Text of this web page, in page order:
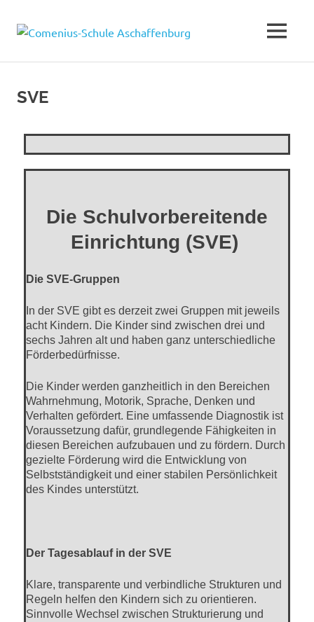
Schule
SVE
Die Schulvorbereitende
Einrichtung (SVE)
Die SVE-Gruppen
In der SVE gibt es derzeit zwei Gruppen mit jeweils
acht Kindern. Die Kinder sind zwischen drei und
sechs Jahren alt und haben ganz unterschiedliche
Förderbedürfnisse.
Die Kinder werden ganzheitlich in den Bereichen
Wahrnehmung, Motorik, Sprache, Denken und
Verhalten gefördert. Eine umfassende Diagnostik ist
Voraussetzung dafür, grundlegende Fähigkeiten in
diesen Bereichen aufzubauen und zu fördern. Durch
gezielte Förderung wird die Entwicklung von
Selbstständigkeit und einer stabilen Persönlichkeit
des Kindes unterstützt.
Der Tagesablauf in der SVE
Klare, transparente und verbindliche Strukturen und
Regeln helfen den Kindern sich zu orientieren.
Sinnvolle Wechsel zwischen Strukturierung und